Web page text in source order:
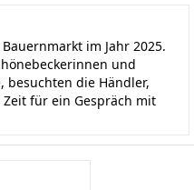
im Jahr 2025.
und
besuchten die Händler,
für ein Gespräch mit